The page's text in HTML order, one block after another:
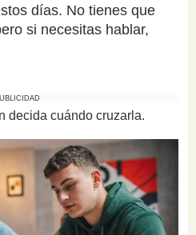
días. No tienes que
si necesitas hablar,
decida cuándo cruzarla.